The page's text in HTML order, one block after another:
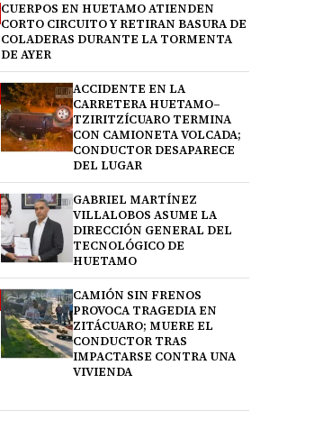
CUERPOS EN HUETAMO ATIENDEN
CORTO CIRCUITO Y RETIRAN BASURA DE
COLADERAS DURANTE LA TORMENTA
DE AYER
ACCIDENTE EN LA
CARRETERA HUETAMO–
TZIRITZÍCUARO TERMINA
CON CAMIONETA VOLCADA;
CONDUCTOR DESAPARECE
DEL LUGAR
GABRIEL MARTÍNEZ
VILLALOBOS ASUME LA
DIRECCIÓN GENERAL DEL
TECNOLÓGICO DE
HUETAMO
CAMIÓN SIN FRENOS
PROVOCA TRAGEDIA EN
ZITÁCUARO; MUERE EL
CONDUCTOR TRAS
IMPACTARSE CONTRA UNA
VIVIENDA